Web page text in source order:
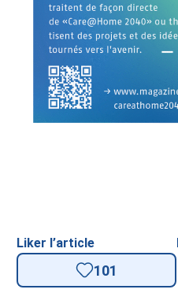
Liker l’article
101